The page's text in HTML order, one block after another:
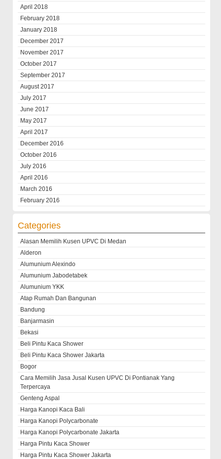
April 2018
February 2018
January 2018
December 2017
November 2017
October 2017
September 2017
August 2017
July 2017
June 2017
May 2017
April 2017
December 2016
October 2016
July 2016
April 2016
March 2016
February 2016
Categories
Alasan Memilih Kusen UPVC Di Medan
Alderon
Alumunium Alexindo
Alumunium Jabodetabek
Alumunium YKK
Atap Rumah Dan Bangunan
Bandung
Banjarmasin
Bekasi
Beli Pintu Kaca Shower
Beli Pintu Kaca Shower Jakarta
Bogor
Cara Memilih Jasa Jusal Kusen UPVC Di Pontianak Yang
Terpercaya
Genteng Aspal
Harga Kanopi Kaca Bali
Harga Kanopi Polycarbonate
Harga Kanopi Polycarbonate Jakarta
Harga Pintu Kaca Shower
Harga Pintu Kaca Shower Jakarta